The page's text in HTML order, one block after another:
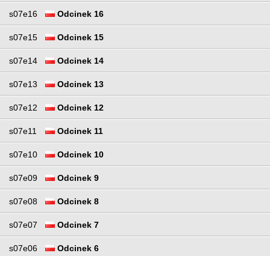
s07e16 Odcinek 16
s07e15 Odcinek 15
s07e14 Odcinek 14
s07e13 Odcinek 13
s07e12 Odcinek 12
s07e11 Odcinek 11
s07e10 Odcinek 10
s07e09 Odcinek 9
s07e08 Odcinek 8
s07e07 Odcinek 7
s07e06 Odcinek 6